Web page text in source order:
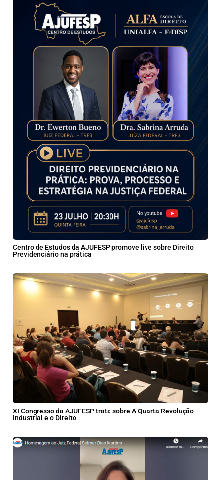
Centro de Estudos da AJUFESP promove live sobre Direito
Previdenciário na prática
XI Congresso da AJUFESP trata sobre A Quarta Revolução
Industrial e o Direito